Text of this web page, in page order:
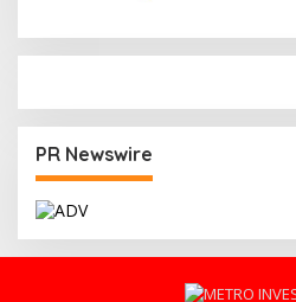
PR Newswire